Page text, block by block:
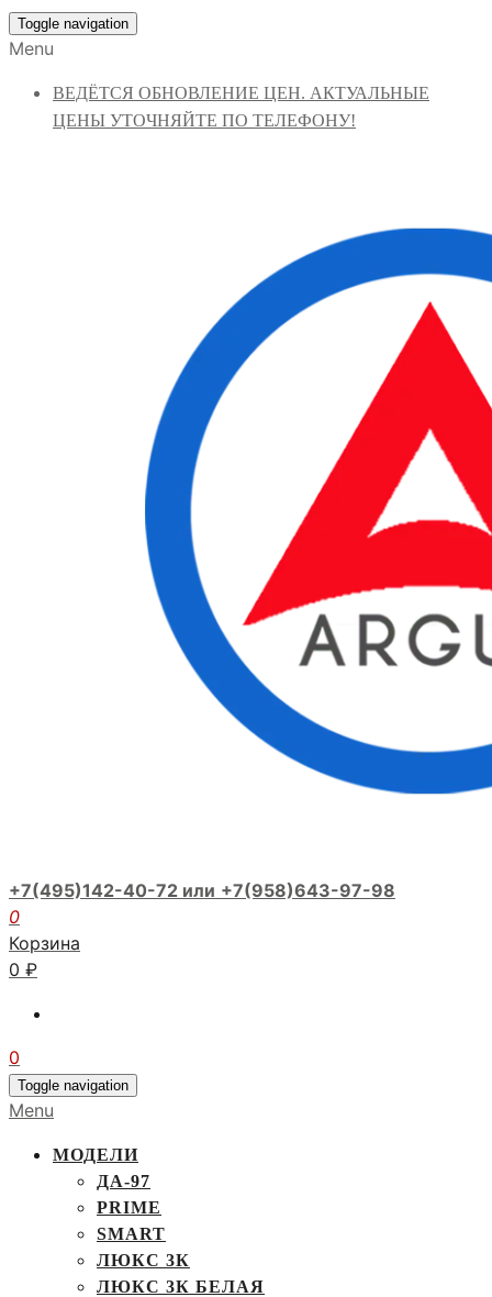
Toggle navigation
Menu
ВЕДЁТСЯ ОБНОВЛЕНИЕ ЦЕН. АКТУАЛЬНЫЕ
ЦЕНЫ УТОЧНЯЙТЕ ПО ТЕЛЕФОНУ!
+7(495)142-40-72 или +7(958)643-97-98
0
Корзина
0 ₽
0
Toggle navigation
Menu
МОДЕЛИ
ДА-97
PRIME
SMART
ЛЮКС 3К
ЛЮКС 3К БЕЛАЯ